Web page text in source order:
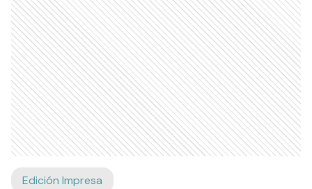
Edición Impresa